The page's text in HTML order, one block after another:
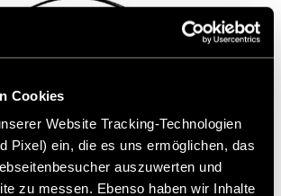
Cookies
Website Tracking-Technologien
Pixel) ein, die es uns ermöglichen, das
auszuwerten und
zu messen. Ebenso haben wir Inhalte